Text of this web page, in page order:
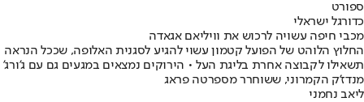
ספורט
כדורגל ישראלי
מכבי חיפה עשויה לרכוש את וויליאם אגאדה
החלוץ הלוהט של הפועל קטמון עשוי להגיע לסגנית האלופה, שככל הנראה
תשאילו לקבוצה אחרת בליגת העל • הירוקים נמצאים במגעים גם עם ג'ורג'
מנדז'ק הקמרוני, ששוחרר מספרטה פראג
ליאב נחמני